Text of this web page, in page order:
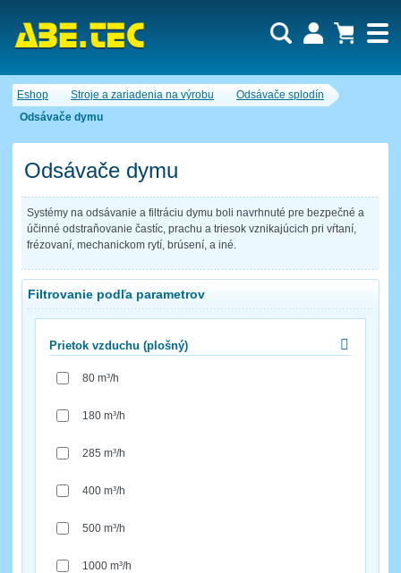
Eshop Stroje a zariadenia na výrobu
Odsávače splodín
Odsávače dymu
Odsávače dymu
Systémy na odsávanie a filtráciu dymu boli navrhnuté pre bezpečné a
účinné odstraňovanie častíc, prachu a triesok vznikajúcich pri vŕtaní,
frézovaní, mechanickom rytí, brúsení, a iné.
Filtrovanie podľa parametrov
Prietok vzduchu (plošný)
80 m³/h
180 m³/h
285 m³/h
400 m³/h
500 m³/h
1000 m³/h
Dopytový košík je prázdny!
Počet produktov:0